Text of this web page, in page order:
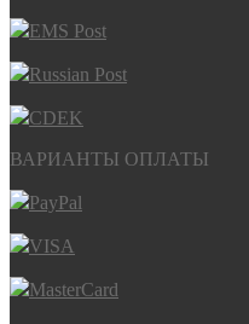
EMS Post
Russian Post
CDEK
ВАРИАНТЫ ОПЛАТЫ
PayPal
VISA
MasterCard